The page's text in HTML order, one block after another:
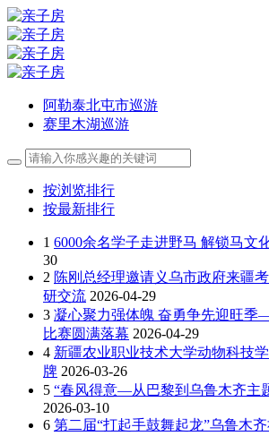
阿勒泰北屯市巡游
赛里木湖巡游
按浏览排行
按最新排行
1 6000余名学子走进野马 解锁马文
30
2 陈刚总经理邀请义乌市政府来疆
研交流 2026-04-29
3 凝心聚力强体魄 奋勇争先迎旺
比赛圆满落幕 2026-04-29
4 新疆农业职业技术大学动物科技
牌 2026-03-26
5 “春风得意—从巴黎到乌鲁木齐主
2026-03-10
6 第二届“打起手鼓舞起龙”乌鲁木